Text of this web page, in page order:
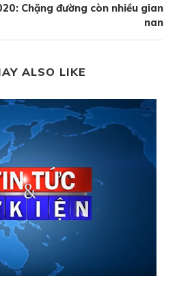
Chặng đường còn nhiều gian
nan
ALSO LIKE